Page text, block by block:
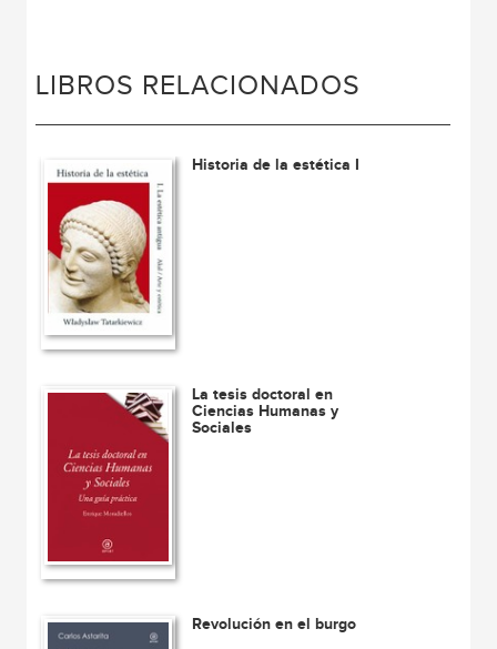
LIBROS RELACIONADOS
Historia de la estética I
La tesis doctoral en
Ciencias Humanas y
Sociales
Revolución en el burgo